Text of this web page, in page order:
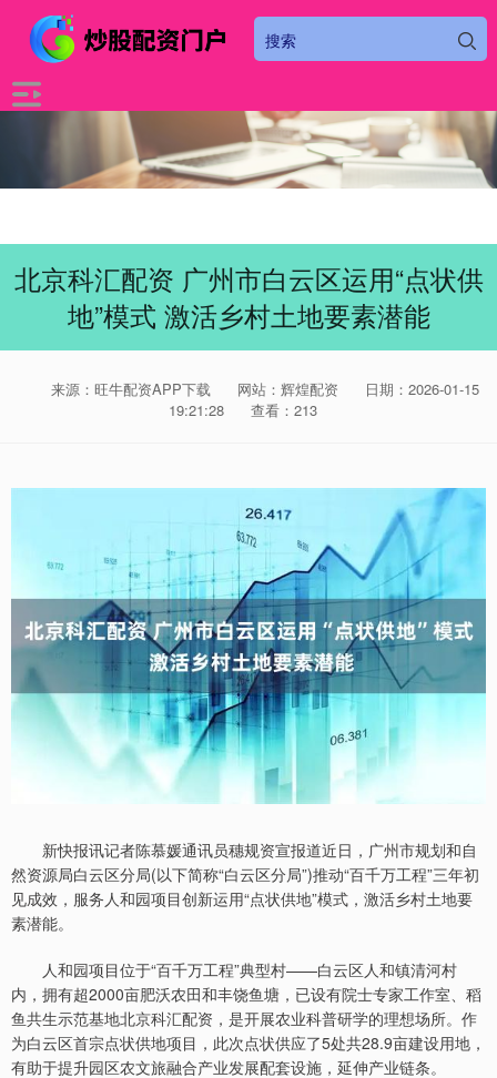
北京科汇配资 广州市白云区运用“点状供
地”模式 激活乡村土地要素潜能
来源：旺牛配资APP下载 网站：辉煌配资
日期：2026-01-15
19:21:28
查看：213
新快报讯记者陈慕媛通讯员穗规资宣报道近日，广州市规划和自
然资源局白云区分局(以下简称“白云区分局”)推动“百千万工程”三年初
见成效，服务人和园项目创新运用“点状供地”模式，激活乡村土地要
素潜能。
人和园项目位于“百千万工程”典型村——白云区人和镇清河村
内，拥有超2000亩肥沃农田和丰饶鱼塘，已设有院士专家工作室、稻
鱼共生示范基地北京科汇配资，是开展农业科普研学的理想场所。作
为白云区首宗点状供地项目，此次点状供应了5处共28.9亩建设用地，
有助于提升园区农文旅融合产业发展配套设施，延伸产业链条。